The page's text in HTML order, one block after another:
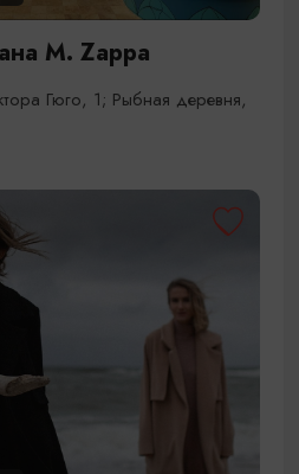
M. Zappa
Гюго, 1; Рыбная деревня,